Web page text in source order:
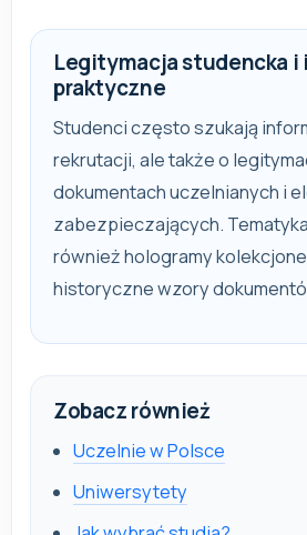
Legitymacja studencka i
praktyczne
Studenci często szukają
rekrutacji, ale także o
dokumentach uczelnianych i
zabezpieczających.
również hologramy
historyczne wzory
Zobacz również
Uczelnie w Polsce
Uniwersytety